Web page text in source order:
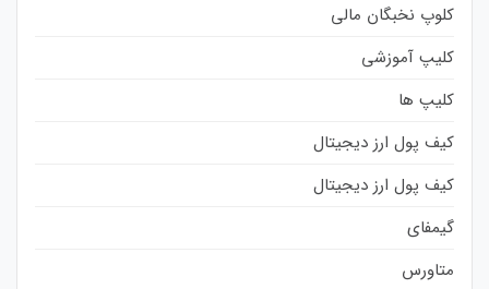
کلوپ نخبگان مالی
کلیپ آموزشی
کلیپ ها
کیف پول ارز دیجیتال
کیف پول ارز دیجیتال
گیمفای
متاورس